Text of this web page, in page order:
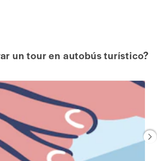
un tour en autobús turístico?